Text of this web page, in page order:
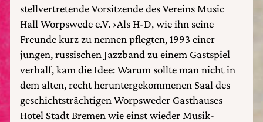
stellvertretende Vorsitzende des Vereins Music
Hall Worpswede e.V. ›Als H-D, wie ihn seine
Freunde kurz zu nennen pflegten, 1993 einer
jungen, russischen Jazzband zu einem Gastspiel
verhalf, kam die Idee: Warum sollte man nicht in
dem alten, recht heruntergekommenen Saal des
geschichtsträchtigen Worpsweder Gasthauses
Hotel Stadt Bremen wie einst wieder Musik-